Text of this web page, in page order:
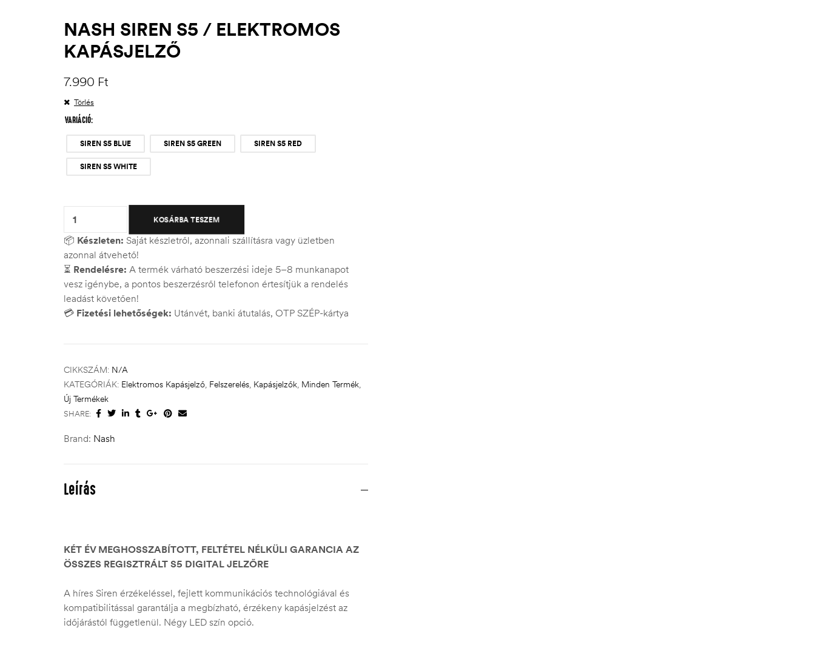
NASH SIREN S5 / ELEKTROMOS
KAPÁSJELZŐ
7.990 Ft
VARIÁCIÓ
SIREN S5 BLUE SIREN S5 GREEN SIREN S5 RED
SIREN S5 WHITE
Törlés
KOSÁRBA TESZEM
📦 Készleten: Saját készletről, azonnali szállításra vagy üzletben
azonnal átvehető!
⏳ Rendelésre: A termék várható beszerzési ideje 5–8 munkanapot
vesz igénybe, a pontos beszerzésről telefonon értesítjük a rendelés
leadást követően!
💳 Fizetési lehetőségek: Utánvét, banki átutalás, OTP SZÉP-kártya
CIKKSZÁM: N/A
KATEGÓRIÁK: Elektromos Kapásjelző, Felszerelés, Kapásjelzők, Minden Termék,
Új Termékek
SHARE:
Brand: Nash
Leírás
KÉT ÉV MEGHOSSZABÍTOTT, FELTÉTEL NÉLKÜLI GARANCIA AZ
ÖSSZES REGISZTRÁLT S5 DIGITAL JELZŐRE
A híres Siren érzékeléssel, fejlett kommunikációs technológiával és
kompatibilitással garantálja a megbízható, érzékeny kapásjelzést az
időjárástól függetlenül. Négy LED szín opció.